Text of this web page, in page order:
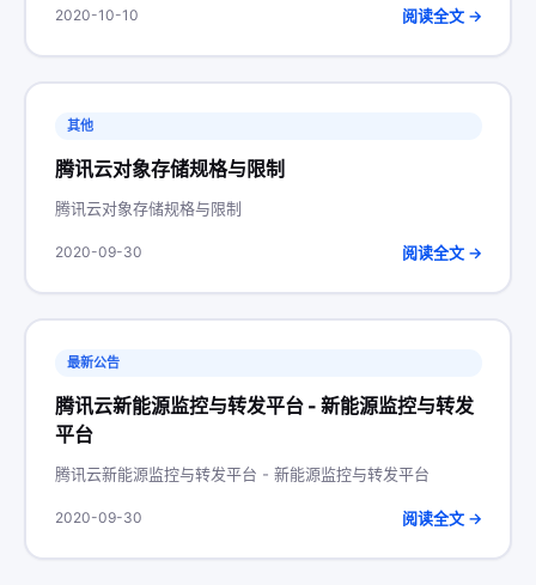
2020-10-10 阅读全文 →
其他
腾讯云对象存储规格与限制
腾讯云对象存储规格与限制
2020-09-30 阅读全文 →
最新公告
腾讯云新能源监控与转发平台 - 新能源监控与转发
平台
腾讯云新能源监控与转发平台 - 新能源监控与转发平台
2020-09-30 阅读全文 →